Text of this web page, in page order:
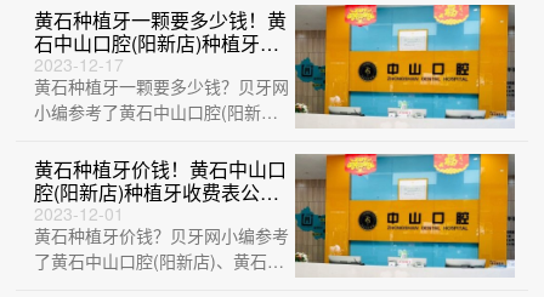
山路店)···
黄石种植牙一颗要多少钱！黄
石中山口腔(阳新店)种植牙收
费表公布，美国杰美种植体：
7725元起/颗！
2023-12-17
黄石种植牙一颗要多少钱？贝牙网
小编参考了黄石中山口腔(阳新
康口腔诊所、···
黄石种植牙价钱！黄石中山口
腔(阳新店)种植牙收费表公
布，瑞典诺贝尔种植牙：
5283元起/颗！
2023-12-01
黄石种植牙价钱？贝牙网小编参考
了黄石中山口腔(阳新店)、黄石乐